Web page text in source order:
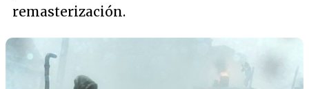
remasterización.